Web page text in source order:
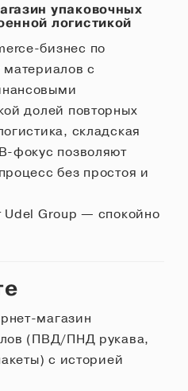
упаковочных
логистикой
бизнес по
с
долей повторных
складская
фокус позволяют
без простоя и
Udel Group — спокойно
магазин
(ПВД/ПНД рукава,
с историей